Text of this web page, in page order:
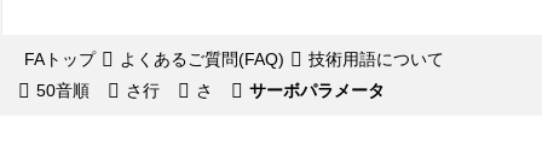
FAトップ よくあるご質問(FAQ)
技術用語について
50音順
さ行 さ サーボパラメータ